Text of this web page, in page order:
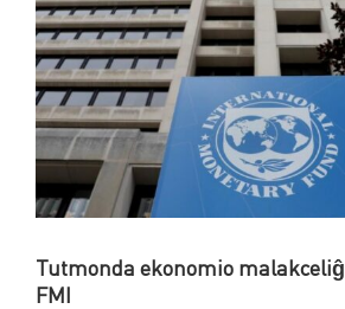
Tutmonda ekonomio
FMI